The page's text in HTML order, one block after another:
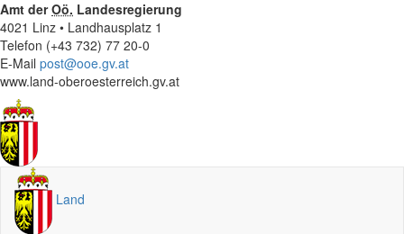
Amt derOö. Landesregierung
4021 Linz • Landhausplatz 1
Telefon (+43 732) 77 20-0
E-Mail post@ooe.gv.at
www.land-oberoesterreich.gv.at
Land